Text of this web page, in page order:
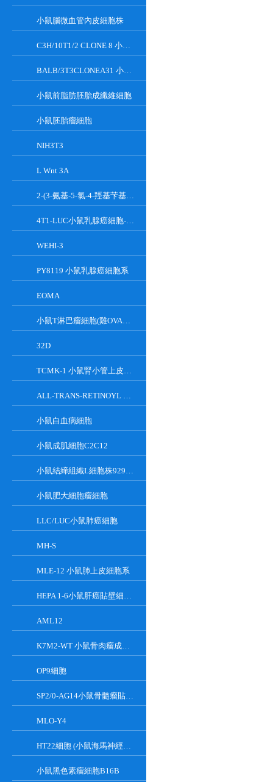
小鼠腦微血管內皮細胞株
C3H/10T1/2 CLONE 8 小鼠胚胎成纖維細胞系
BALB/3T3CLONEA31 小鼠胚胎成纖維細胞
小鼠前脂肪胚胎成纖維細胞
小鼠胚胎瘤細胞
NIH3T3
L Wnt 3A
2-(3-氨基-5-氯-4-羥基芐基)-1H-異吲哚-1,3(2H)-二酮
4T1-LUC小鼠乳腺癌細胞-熒光素酶標記
WEHI-3
PY8119 小鼠乳腺癌細胞系
EOMA
小鼠T淋巴瘤細胞(雞OVA基因修飾)
32D
TCMK-1 小鼠腎小管上皮細胞系
ALL-TRANS-RETINOYL B-GLUCURONIDE
小鼠白血病細胞
小鼠成肌細胞C2C12
小鼠結締組織L細胞株929克隆
小鼠肥大細胞瘤細胞
LLC/LUC小鼠肺癌細胞
MH-S
MLE-12 小鼠肺上皮細胞系
HEPA 1-6小鼠肝癌貼壁細胞系
AML12
K7M2-WT 小鼠骨肉瘤成骨細胞系
OP9細胞
SP2/0-AG14小鼠骨髓瘤貼壁細胞系
MLO-Y4
HT22細胞 (小鼠海馬神經元細胞) (STR鑒定正確)
小鼠黑色素瘤細胞B16B